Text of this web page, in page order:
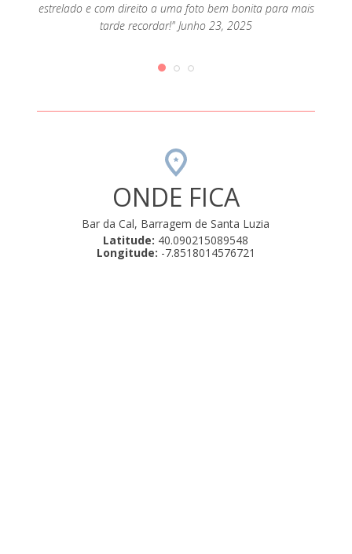
estrelado e com direito a uma foto bem bonita para mais
tarde recordar!" Junho 23, 2025
ONDE FICA
Bar da Cal, Barragem de Santa Luzia
Latitude: 40.090215089548
Longitude: -7.8518014576721